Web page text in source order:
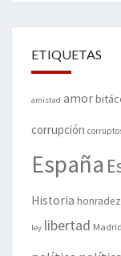
ETIQUETAS
amistad amor
corrupción
España
Historia honradez
ley libertad Madrid